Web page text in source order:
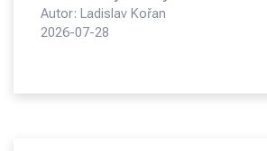
Autor: Ladislav Kořan
2026-07-28